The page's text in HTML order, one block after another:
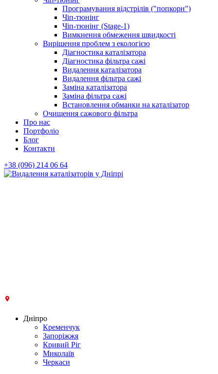
Програмування відстрілів ("попкорн")
Чіп-тюнінг
Чіп-тюнінг (Stage-1)
Вимкнення обмеження швидкості
Вирішення проблем з екологією
Діагностика каталізатора
Діагностика фільтра сажі
Видалення каталізатора
Видалення фільтра сажі
Заміна каталізатора
Заміна фільтра сажі
Встановлення обманки на каталізатор
Очищення сажового фільтра
Про нас
Портфоліо
Блог
Контакти
+38 (096) 214 06 64
Дніпро
Кременчук
Запоріжжя
Кривий Ріг
Миколаїв
Черкаси